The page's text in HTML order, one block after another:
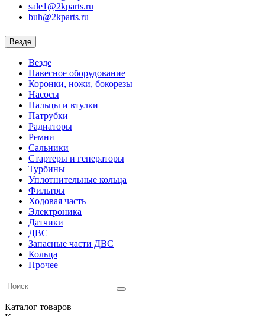
sale1@2kparts.ru
buh@2kparts.ru
Везде
Везде
Навесное оборудование
Коронки, ножи, бокорезы
Насосы
Пальцы и втулки
Патрубки
Радиаторы
Ремни
Сальники
Стартеры и генераторы
Турбины
Уплотнительные кольца
Фильтры
Ходовая часть
Электроника
Датчики
ДВС
Запасные части ДВС
Кольца
Прочее
Каталог товаров